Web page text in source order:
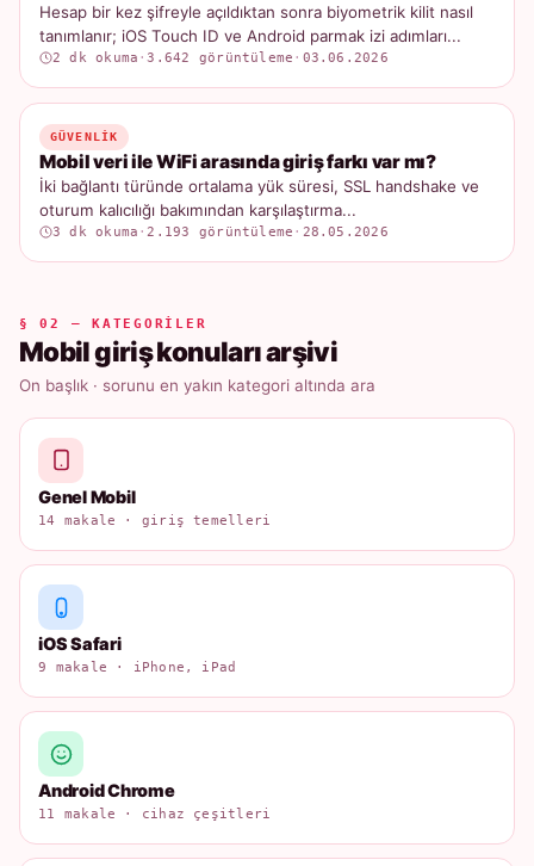
Hesap bir kez şifreyle açıldıktan sonra biyometrik kilit nasıl
tanımlanır; iOS Touch ID ve Android parmak izi adımları...
2 dk okuma ·3.642 görüntüleme · 03.06.2026
GÜVENLIK
Mobil veri ile WiFi arasında giriş farkı var mı?
İki bağlantı türünde ortalama yük süresi, SSL handshake ve
oturum kalıcılığı bakımından karşılaştırma...
3 dk okuma ·2.193 görüntüleme · 28.05.2026
§ 02 — KATEGORILER
Mobil giriş konuları arşivi
On başlık · sorunu en yakın kategori altında ara
Genel Mobil
14 makale · giriş temelleri
iOS Safari
9 makale · iPhone, iPad
Android Chrome
11 makale · cihaz çeşitleri